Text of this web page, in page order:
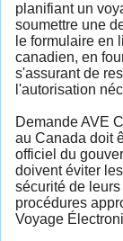
planifiant un
soumettre une
le formulaire en
canadien, en
s'assurant de
l'autorisation
Demande AVE
au Canada doit
officiel du
doivent éviter
sécurité de
procédures
Voyage